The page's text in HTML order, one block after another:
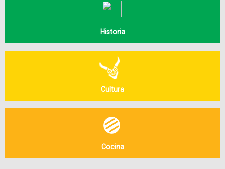
Historia
Cultura
Cocina